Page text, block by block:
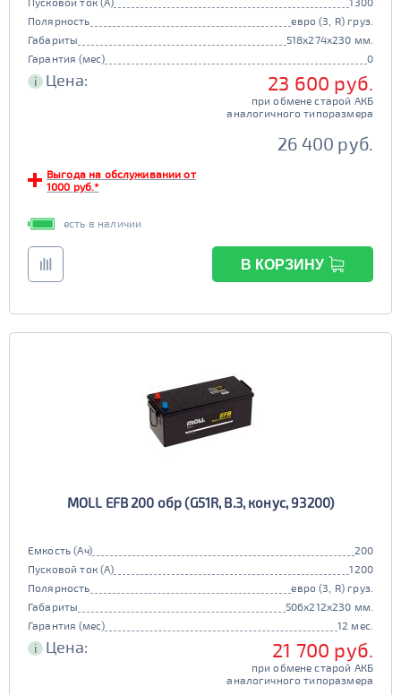
Полярность
евро (3, R) груз.
Габариты
518x274x230 мм.
Гарантия (мес)
0
i Цена: 23 600 руб.
при обмене старой АКБ
аналогичного типоразмера
26 400 руб.
Выгода на обслуживании от
1000 руб.*
есть в наличии
В КОРЗИНУ
MOLL EFB 200 обр (G51R, B.3, конус, 93200)
Емкость (Ач)
200
Пусковой ток (А)
1200
Полярность
евро (3, R) груз.
Габариты
506x212x230 мм.
Гарантия (мес)
12 мес.
i Цена: 21 700 руб.
при обмене старой АКБ
аналогичного типоразмера